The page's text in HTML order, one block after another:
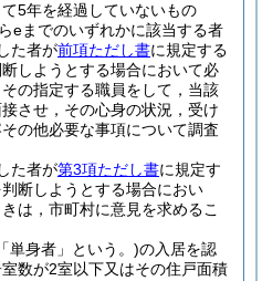
5年を経過していないもの
eまでのいずれかに該当する者
た者が前項ただし書に規定する
しようとする場合において必
の指定する職員をして，当該
させ，その心身の状況，受け
の他必要な事項について調査
た者が第3項ただし書に規定す
断しようとする場合におい
は，市町村に意見を求めるこ
単身者」という。)の入居を認
数が2室以下又はその住戸面積